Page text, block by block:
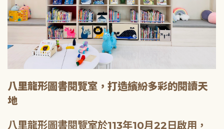
八里龍形圖書閱覽室，打造繽紛多彩的閱讀天
地
八里龍形圖書閱覽室於113年10月22日啟用，